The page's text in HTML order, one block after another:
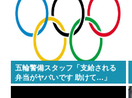
五輪警備スタッフ「支給される
弁当がヤバいです 助けて…」